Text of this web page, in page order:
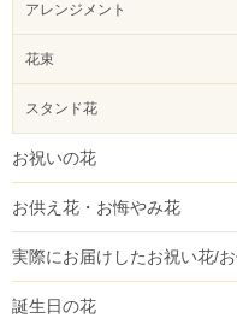
アレンジメント
花束
スタンド花
お祝いの花
お供え花・お悔やみ花
実際にお届けしたお祝い花/
誕生日の花